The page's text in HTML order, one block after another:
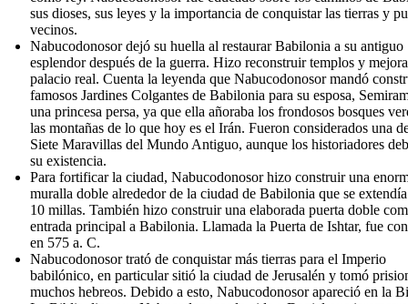
sus dioses, sus leyes y la importancia de conquistar las tierras y
vecinos.
Nabucodonosor dejó su huella al restaurar Babilonia a su antiguo
esplendor después de la guerra. Hizo reconstruir templos y
palacio real. Cuenta la leyenda que Nabucodonosor mandó
famosos Jardines Colgantes de Babilonia para su esposa,
una princesa persa, ya que ella añoraba los frondosos bosques
las montañas de lo que hoy es el Irán. Fueron considerados una
Siete Maravillas del Mundo Antiguo, aunque los historiadores
su existencia.
Para fortificar la ciudad, Nabucodonosor hizo construir una
muralla doble alrededor de la ciudad de Babilonia que se
10 millas. También hizo construir una elaborada puerta doble
entrada principal a Babilonia. Llamada la Puerta de Ishtar, fue
en 575 a. C.
Nabucodonosor trató de conquistar más tierras para el Imperio
babilónico, en particular sitió la ciudad de Jerusalén y tomó
muchos hebreos. Debido a esto, Nabucodonosor apareció en la